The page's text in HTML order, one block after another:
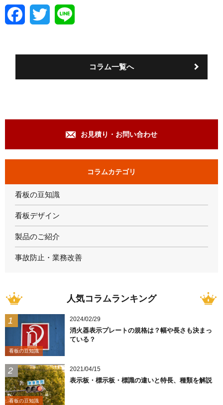
b
w
t
コラム一覧へ
お見積り・お問い合わせ
コラムカテゴリ
看板の豆知識
看板デザイン
製品のご紹介
事故防止・業務改善
人気コラムランキング
看板の豆知識
2024/02/29
消火器表示プレートの規格は？幅や長さも決まっ
ている？
看板の豆知識
2021/04/15
表示板・標示板・標識の違いと特長、種類を解説